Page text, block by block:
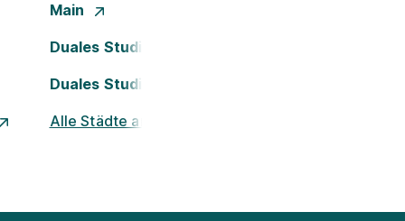
Main
Duales Studium Köln
Duales Studium Nürnberg
Alle Städte ansehen